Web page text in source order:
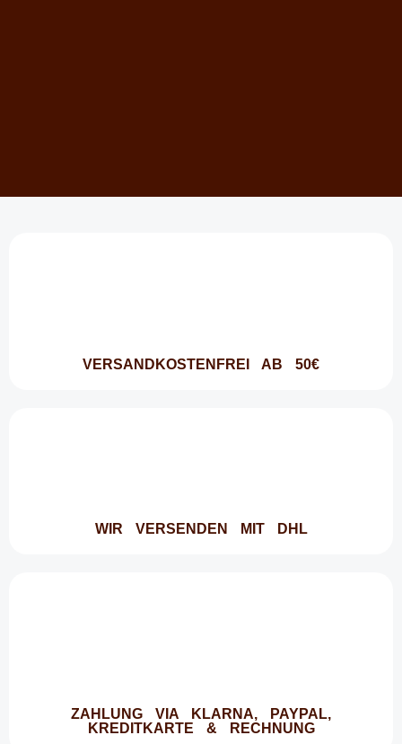
VERSANDKOSTENFREI AB 50€
WIR VERSENDEN MIT DHL
ZAHLUNG VIA KLARNA, PAYPAL,
KREDITKARTE & RECHNUNG